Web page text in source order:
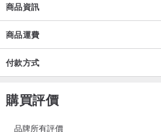
商品資訊
商品運費
付款方式
購買評價
品牌所有評價